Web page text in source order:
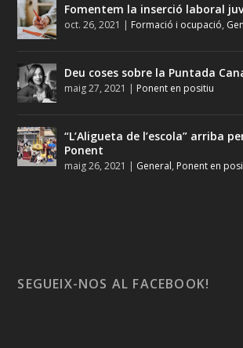
Fomentem la inserció laboral
oct. 26, 2021 | Formació i ocupació,
Deu coses sobre la Puntada
maig 27, 2021 | Ponent en positiu
“L’Aligueta de l’escola” arriba
Ponent
maig 26, 2021 | General, Ponent en
SEGUEIX-NOS AL FACEBOOK!